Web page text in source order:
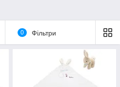
0 Фільтри